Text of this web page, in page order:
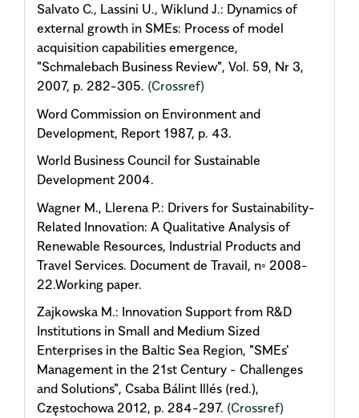
Salvato C., Lassini U., Wiklund J.: Dynamics of
external growth in SMEs: Process of model
acquisition capabilities emergence,
"Schmalebach Business Review", Vol. 59, Nr 3,
2007, p. 282-305. (Crossref)
Word Commission on Environment and
Development, Report 1987, p. 43.
World Business Council for Sustainable
Development 2004.
Wagner M., Llerena P.: Drivers for Sustainability-
Related Innovation: A Qualitative Analysis of
Renewable Resources, Industrial Products and
Travel Services. Document de Travail, n◦ 2008-
22.Working paper.
Zajkowska M.: Innovation Support from R&D
Institutions in Small and Medium Sized
Enterprises in the Baltic Sea Region, "SMEs'
Management in the 21st Century - Challenges
and Solutions", Csaba Bálint Illés (red.),
Częstochowa 2012, p. 284-297. (Crossref)